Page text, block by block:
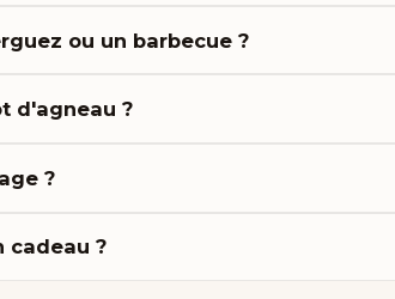
ou un barbecue ?
d'agneau ?
?
cadeau ?